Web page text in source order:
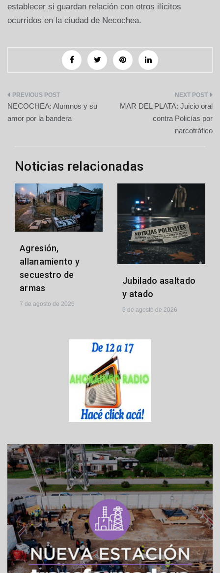
establecer si guardan relación con otros ilícitos
ocurridos en la ciudad de Necochea.
Navegación
de
NECOCHEA: Alumnos y su
amor por la bandera
MAR DEL PLATA: Juicio oral
contra Policías por
narcotráfico
Noticias relacionadas
Agresión,
allanamiento y
secuestro de
armas
7 de agosto de 2026
Jubilado asaltado
y atado
6 de agosto de 2026